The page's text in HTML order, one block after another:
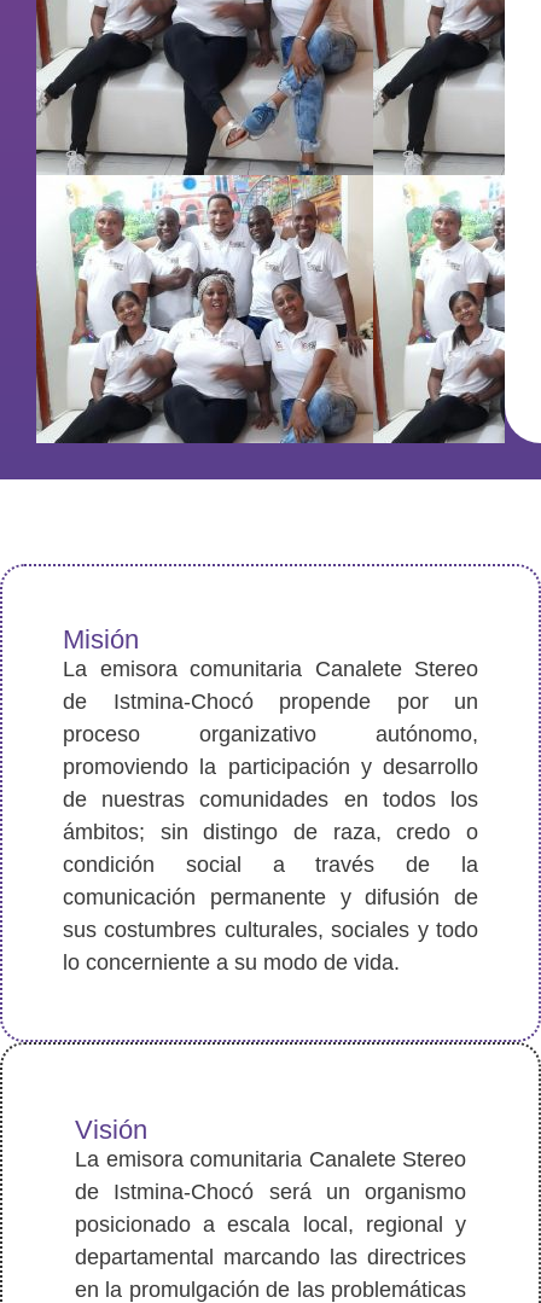
Misión
La emisora comunitaria Canalete Stereo
de Istmina-Chocó propende por un
proceso organizativo autónomo,
promoviendo la participación y desarrollo
de nuestras comunidades en todos los
ámbitos; sin distingo de raza, credo o
condición social a través de la
comunicación permanente y difusión de
sus costumbres culturales, sociales y todo
lo concerniente a su modo de vida.
Visión
La emisora comunitaria Canalete Stereo
de Istmina-Chocó será un organismo
posicionado a escala local, regional y
departamental marcando las directrices
en la promulgación de las problemáticas